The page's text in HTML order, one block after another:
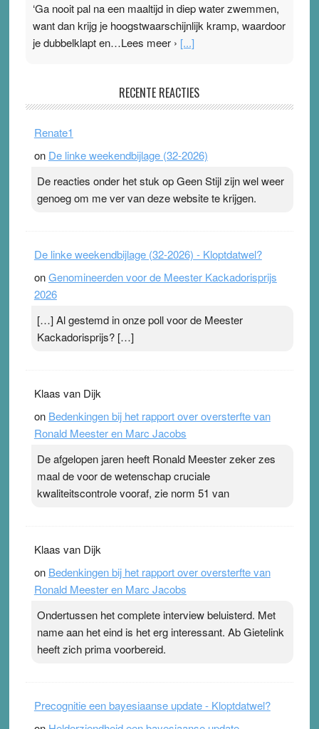
‘Ga nooit pal na een maaltijd in diep water zwemmen,
want dan krijg je hoogstwaarschijnlijk kramp, waardoor
je dubbelklapt en…Lees meer › [...]
Ward van Beek
topsporters. Ze hopen ermee hun hartslag te verlagen
terwijl ze meer zuurstof opnemen. Daarop heeft zo’n
ademen’ kan goud waard zijn. Door…Lees meer
Pleisterplakkers in de topspsort ›[...]
RECENTE REACTIES
Renate1
on De linke weekendbijlage (32-2026)
De reacties onder het stuk op Geen Stijl zijn wel weer
genoeg om me ver van deze website te krijgen.
De linke weekendbijlage (32-2026) - Kloptdatwel?
onGenomineerden voor de Meester Kackadorisprijs
2026
[…] Al gestemd in onze poll voor de Meester
Kackadorisprijs? […]
Klaas van Dijk
on Bedenkingen bij het rapport over oversterfte van
Ronald Meester en Marc Jacobs
De afgelopen jaren heeft Ronald Meester zeker zes
maal de voor de wetenschap cruciale
kwaliteitscontrole vooraf, zie norm 51 van
Klaas van Dijk
on Bedenkingen bij het rapport over oversterfte van
Ronald Meester en Marc Jacobs
Ondertussen het complete interview beluisterd. Met
name aan het eind is het erg interessant. Ab Gietelink
heeft zich prima voorbereid.
Precognitie een bayesiaanse update - Kloptdatwel?